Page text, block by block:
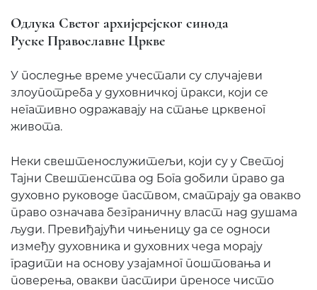
Одлука Светог архијерејског синода
Руске Православне Цркве
У последње време учестали су случајеви
злоупотреба у духовничкој пракси, који се
негативно одражавају на стање црквеног
живота.
Неки свештенослужитељи, који су у Светој
Тајни Свештенства од Бога добили право да
духовно руководе паством, сматрају да овакво
право означава безграничну власт над душама
људи. Превиђајући чињеницу да се односи
између духовника и духовних чеда морају
градити на основу узајамног поштовања и
поверења, овакви пастири преносе чисто